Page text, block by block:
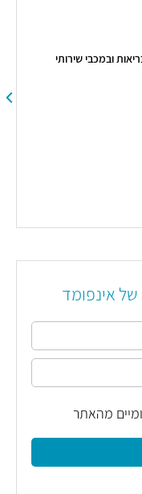
ובמכבי שירותי
של אינפומד
מהאתר